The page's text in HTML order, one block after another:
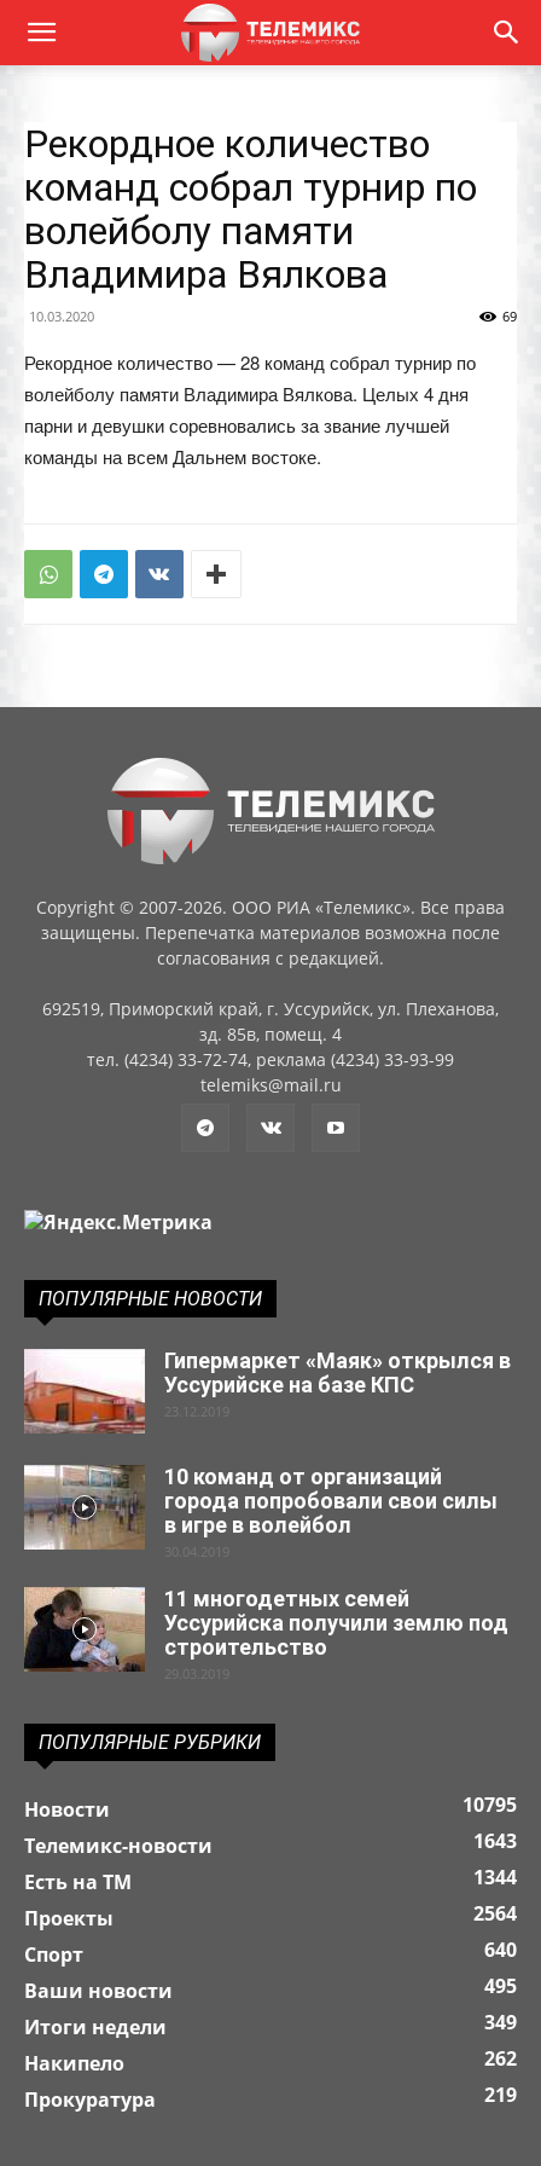
Рекордное количество
команд собрал турнир по
волейболу памяти
Владимира Вялкова
10.03.2020 69
Рекордное количество — 28 команд собрал турнир по
волейболу памяти Владимира Вялкова. Целых 4 дня
парни и девушки соревновались за звание лучшей
команды на всем Дальнем востоке.
Copyright © 2007-2026. ООО РИА «Телемикс». Все права
защищены. Перепечатка материалов возможна после
согласования с редакцией.
692519, Приморский край, г. Уссурийск, ул. Плеханова,
зд. 85в, помещ. 4
тел. (4234) 33-72-74, реклама (4234) 33-93-99
telemiks@mail.ru
ПОПУЛЯРНЫЕ НОВОСТИ
Гипермаркет «Маяк» открылся в
Уссурийске на базе КПС
23.12.2019
10 команд от организаций
города попробовали свои силы
в игре в волейбол
30.04.2019
11 многодетных семей
Уссурийска получили землю под
строительство
29.03.2019
ПОПУЛЯРНЫЕ РУБРИКИ
Новости
10795
Телемикс-новости
1643
Есть на ТМ
1344
Проекты
2564
Спорт
640
Ваши новости
495
Итоги недели
349
Накипело
262
Прокуратура
219